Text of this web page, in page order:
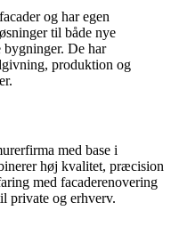
og har egen
til både nye
bygninger. De har
produktion og
med base i
høj kvalitet, præcision
med facaderenovering
private og erhverv.